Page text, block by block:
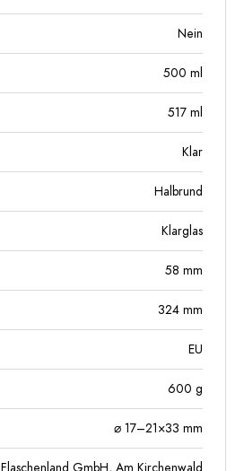
Nein
500 ml
517 ml
Klar
Halbrund
Klarglas
58 mm
324 mm
EU
600 g
⌀ 17–21×33 mm